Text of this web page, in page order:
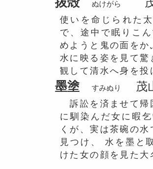
ぬけがら
使いを命じられた
で、途中で眠りこ
めようと鬼の面を
水に映る姿を見て
観して清水へ身を
墨塗 すみぬり 茂
訴訟を済ませて帰
に馴染んだ女に暇
くが、実は茶碗の
見つけ、 水を墨と
けた女の顔を見た